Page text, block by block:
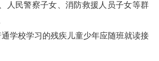
人民警察子女、消防救援人员子女等群
学校学习的残疾儿童少年应随班就读接